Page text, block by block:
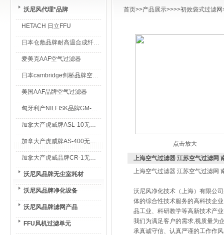
沃尼风代理*品牌
HETACH 日立FFU
日本仓敷品牌耐高温合成纤维过滤棉
爱美克AAF空气过滤器
日本cambridge剑桥品牌空气过滤器
美国AAF品牌空气过滤器
匈牙利产NILFISK品牌GM-80无尘室专用吸尘器
加拿大产虎威牌ASL-10无尘室专用吸尘器
加拿大产虎威牌AS-400无尘室专用吸尘器
加拿大产虎威品牌CR-1无尘室专用吸尘器
沃尼风品牌无尘室耗材
沃尼风品牌净化设备
沃尼风品牌滤网产品
FFU风机过滤单元
首页>>产品展示>>>>初效袋式过滤网
点击放大
上海空气过滤器 江苏空气过滤网
上海空气过滤器 江苏空气过滤网
沃尼风净化技术（上海）有限公
体的综合性技术服务的高科技企
品工业、科研教学等高新技术产
我们为满足客户的需求,视质量为
承真诚守信、认真严谨的工作作